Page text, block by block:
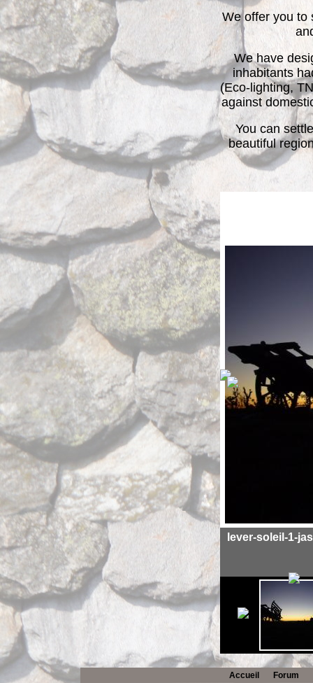
We offer you to
We have
inhabitants
(Eco-lighting,
against
You can
beautiful
lever-soleil-1-
Accueil Forum